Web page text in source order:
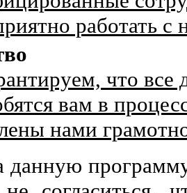
работать с
что все
вам в
нами
данную